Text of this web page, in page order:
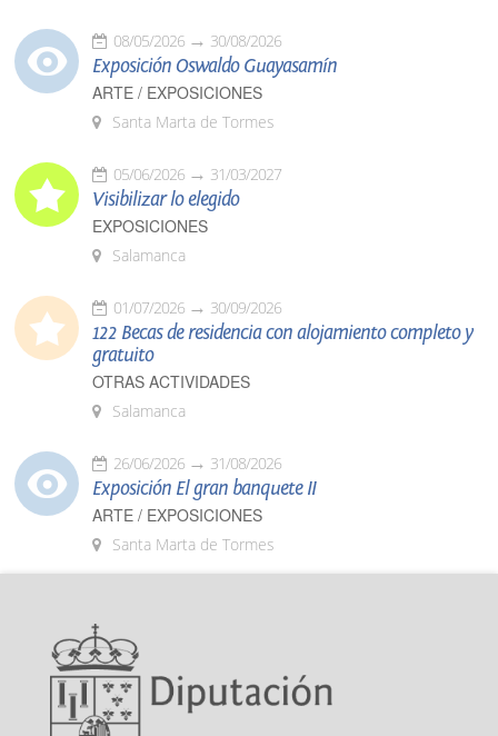
08/05/2026 30/08/2026
Exposición Oswaldo Guayasamín
ARTE / EXPOSICIONES
Santa Marta de Tormes
05/06/2026 31/03/2027
Visibilizar lo elegido
EXPOSICIONES
Salamanca
01/07/2026 30/09/2026
122 Becas de residencia con alojamiento completo y
gratuito
OTRAS ACTIVIDADES
Salamanca
26/06/2026 31/08/2026
Exposición El gran banquete II
ARTE / EXPOSICIONES
Santa Marta de Tormes